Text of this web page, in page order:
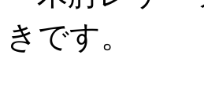
きです。